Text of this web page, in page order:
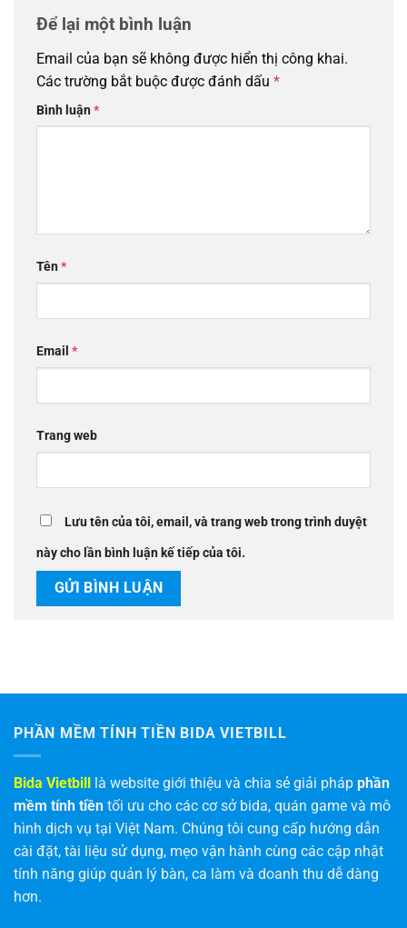
Để lại một bình luận
Email của bạn sẽ không được hiển thị công khai.
Các trường bắt buộc được đánh dấu *
Bình luận*
Tên*
Email *
Trang web
Lưu tên của tôi, email, và trang web trong trình duyệt
này cho lần bình luận kế tiếp của tôi.
PHẦN MỀM TÍNH TIỀN BIDA VIETBILL
Bida Vietbill là website giới thiệu và chia sẻ giải pháp phần
mềm tính tiền tối ưu cho các cơ sở bida, quán game và mô
hình dịch vụ tại Việt Nam. Chúng tôi cung cấp hướng dẫn
cài đặt, tài liệu sử dụng, mẹo vận hành cùng các cập nhật
tính năng giúp quản lý bàn, ca làm và doanh thu dễ dàng
hơn.